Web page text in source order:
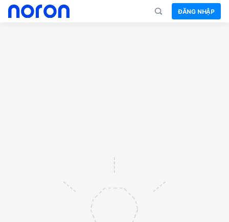
ĐĂNG NHẬP